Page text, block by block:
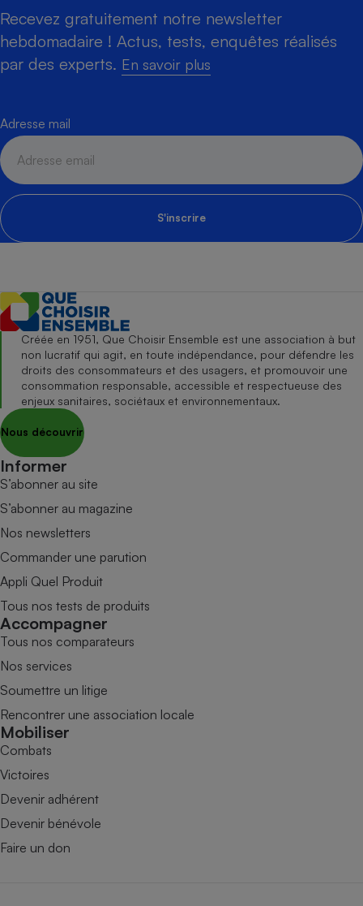
Recevez gratuitement notre newsletter
hebdomadaire ! Actus, tests, enquêtes réalisés
par des experts. En savoir plus
Adresse mail
S'inscrire
Créée en 1951, Que Choisir Ensemble est une association à but
non lucratif qui agit, en toute indépendance, pour défendre les
droits des consommateurs et des usagers, et promouvoir une
consommation responsable, accessible et respectueuse des
enjeux sanitaires, sociétaux et environnementaux.
Nous découvrir
Informer
S’abonner au site
S’abonner au magazine
Nos newsletters
Commander une parution
Appli Quel Produit
Tous nos tests de produits
Accompagner
Tous nos comparateurs
Nos services
Soumettre un litige
Rencontrer une association locale
Mobiliser
Combats
Victoires
Devenir adhérent
Devenir bénévole
Faire un don